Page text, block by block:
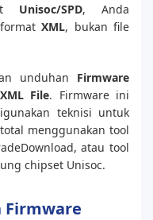
Unisoc/SPD, Anda
XML, bukan file
unduhan Firmware
File. Firmware ini
teknisi untuk
menggunakan tool
atau tool
chipset Unisoc.
Firmware